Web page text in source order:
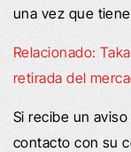
una vez que
Relacionado:
retirada del
Si recibe un
contacto con su